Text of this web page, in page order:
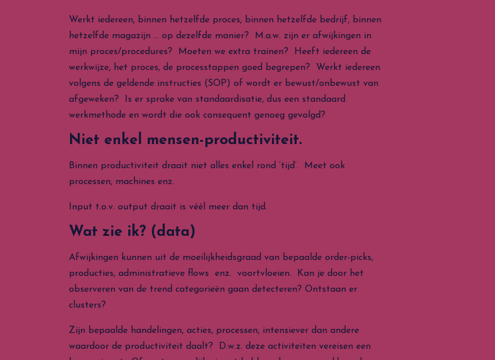
Werkt iedereen, binnen hetzelfde proces, binnen hetzelfde bedrijf, binnen
hetzelfde magazijn … op dezelfde manier? M.a.w. zijn er afwijkingen in
mijn proces/procedures? Moeten we extra trainen? Heeft iedereen de
werkwijze, het proces, de processtappen goed begrepen? Werkt iedereen
volgens de geldende instructies (SOP) of wordt er bewust/onbewust van
afgeweken? Is er sprake van standaardisatie, dus een standaard
werkmethode en wordt die ook consequent genoeg gevolgd?
Niet enkel mensen-productiviteit.
Binnen productiviteit draait niet alles enkel rond ‘tijd’. Meet ook
processen, machines enz.
Input t.o.v. output draait is véél meer dan tijd.
Wat zie ik? (data)
Afwijkingen kunnen uit de moeilijkheidsgraad van bepaalde order-picks,
producties, administratieve flows enz. voortvloeien. Kan je door het
observeren van de trend categorieën gaan detecteren? Ontstaan er
clusters?
Zijn bepaalde handelingen, acties, processen, intensiever dan andere
waardoor de productiviteit daalt? D.w.z. deze activiteiten vereisen een